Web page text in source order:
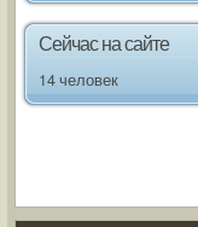
Сейчас на сайте
14 человек